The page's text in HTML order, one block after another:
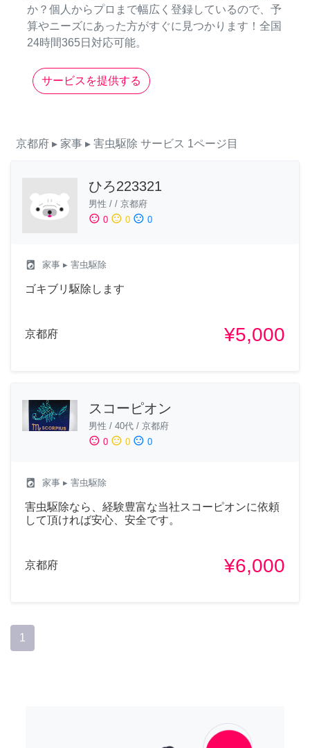
か？個人からプロまで幅広く登録しているので、予
算やニーズにあった方がすぐに見つかります！全国
24時間365日対応可能。
サービスを提供する
京都府 ▸ 家事 ▸ 害虫駆除 サービス 1ページ目
ひろ223321
男性 / / 京都府
sentiment_satisfied 0 sentiment_neutral 0 sentiment_dissatisfied 0
local_laundry_service 家事 ▸ 害虫駆除
ゴキブリ駆除します
京都府 ¥5,000
スコーピオン
男性 / 40代 / 京都府
sentiment_satisfied 0 sentiment_neutral 0 sentiment_dissatisfied 0
local_laundry_service 家事 ▸ 害虫駆除
害虫駆除なら、経験豊富な当社スコーピオンに依頼
して頂ければ安心、安全です。
京都府 ¥6,000
1